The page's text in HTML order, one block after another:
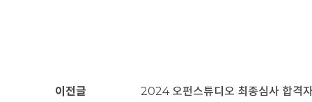
이전글
2024 오펀스튜디오 최종심사 합격